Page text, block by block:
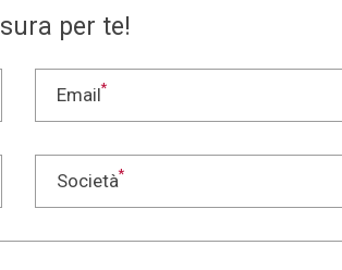
per te!
Email*
Società*